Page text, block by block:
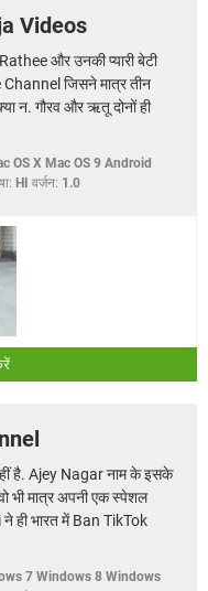
Videos
और उनकी प्यारी बेटी
जिसने मात्र तीन
न. गौरव और ऋतू दोनों ही
OS X Mac OS 9 Android
HI वर्जन: 1.0
है. Ajey Nagar नाम के इसके
भी मात्र अपनी एक स्पेशल
ही भारत में Ban TikTok
7 Windows 8 Windows